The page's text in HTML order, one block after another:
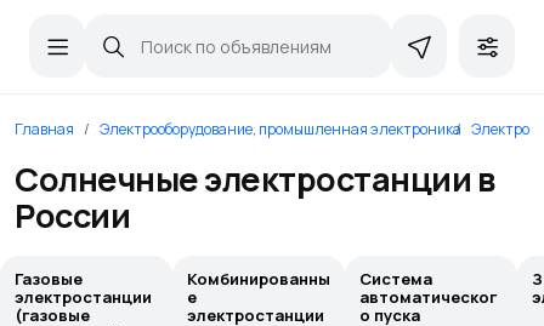
Главная Электрооборудование, промышленная электроника
Солнечные электростанции в
России
Газовые
электростанции
(газовые
Комбинированны
е
электростанции
Система
автоматическог
о пуска